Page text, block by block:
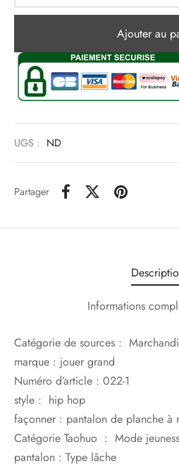
Ajouter au
UGS : ND
Partager
Informations
Catégorie de sources :
marque : jouer grand
Numéro d’article : 022-1
style : hip hop
façonner : pantalon de planche à
Catégorie Taohuo : Mode
pantalon : Type lâche